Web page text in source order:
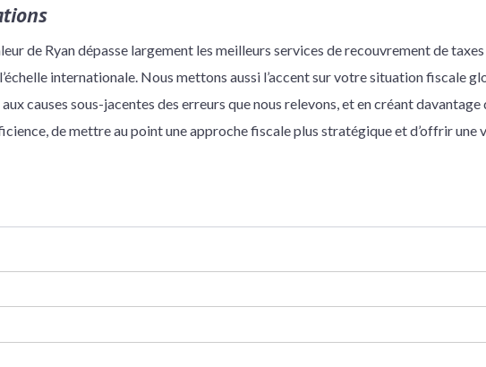
de Ryan dépasse largement les meilleurs services de recouvrement de
internationale. Nous mettons aussi l’accent sur votre situation fiscale
causes sous-jacentes des erreurs que nous relevons, et en créant davantage
de mettre au point une approche fiscale plus stratégique et d’offrir une